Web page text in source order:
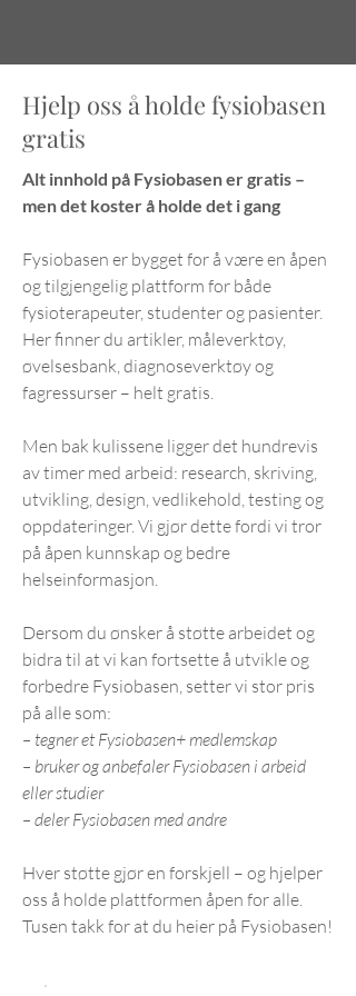
Hjelp oss å holde fysiobasen
gratis
Alt innhold på Fysiobasen er gratis –
men det koster å holde det i gang
Fysiobasen er bygget for å være en åpen
og tilgjengelig plattform for både
fysioterapeuter, studenter og pasienter.
Her finner du artikler, måleverktøy,
øvelsesbank, diagnoseverktøy og
fagressurser – helt gratis.
Men bak kulissene ligger det hundrevis
av timer med arbeid: research, skriving,
utvikling, design, vedlikehold, testing og
oppdateringer. Vi gjør dette fordi vi tror
på åpen kunnskap og bedre
helseinformasjon.
Dersom du ønsker å støtte arbeidet og
bidra til at vi kan fortsette å utvikle og
forbedre Fysiobasen, setter vi stor pris
på alle som:
– tegner et Fysiobasen+ medlemskap
– bruker og anbefaler Fysiobasen i arbeid
eller studier
– deler Fysiobasen med andre
Hver støtte gjør en forskjell – og hjelper
oss å holde plattformen åpen for alle.
Tusen takk for at du heier på Fysiobasen!